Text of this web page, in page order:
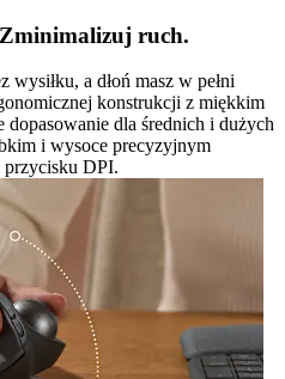
ruch.
a dłoń masz w pełni
konstrukcji z miękkim
dla średnich i dużych
i wysoce precyzyjnym
przycisku DPI.